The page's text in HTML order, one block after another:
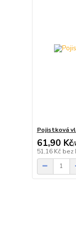
Pojistková
61,90 Kč/
51,16 Kč bez